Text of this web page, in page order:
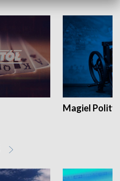
Magiel